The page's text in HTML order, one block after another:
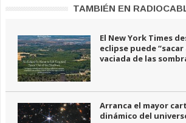
TAMBIÉN EN
El New York Times
eclipse puede “sacar
vaciada de las
Arranca el mayor
dinámico del